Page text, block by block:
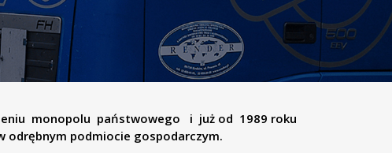
monopolu państwowego i już od 1989 roku
odrębnym podmiocie gospodarczym.